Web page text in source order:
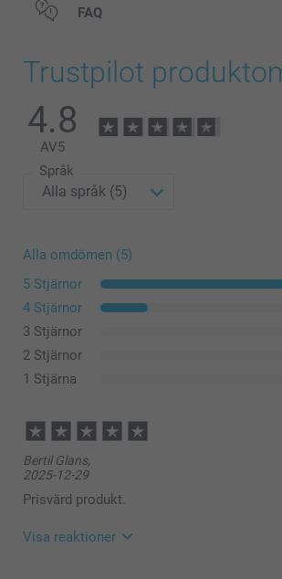
FAQ
Trustpilot
4.8
AV5
Språk
Alla omdömen (5)
5 Stjärnor
4 Stjärnor
3 Stjärnor
2 Stjärnor
1 Stjärna
Bertil Glans,
2025-12-29
Prisvärd produkt.
Visa reaktioner